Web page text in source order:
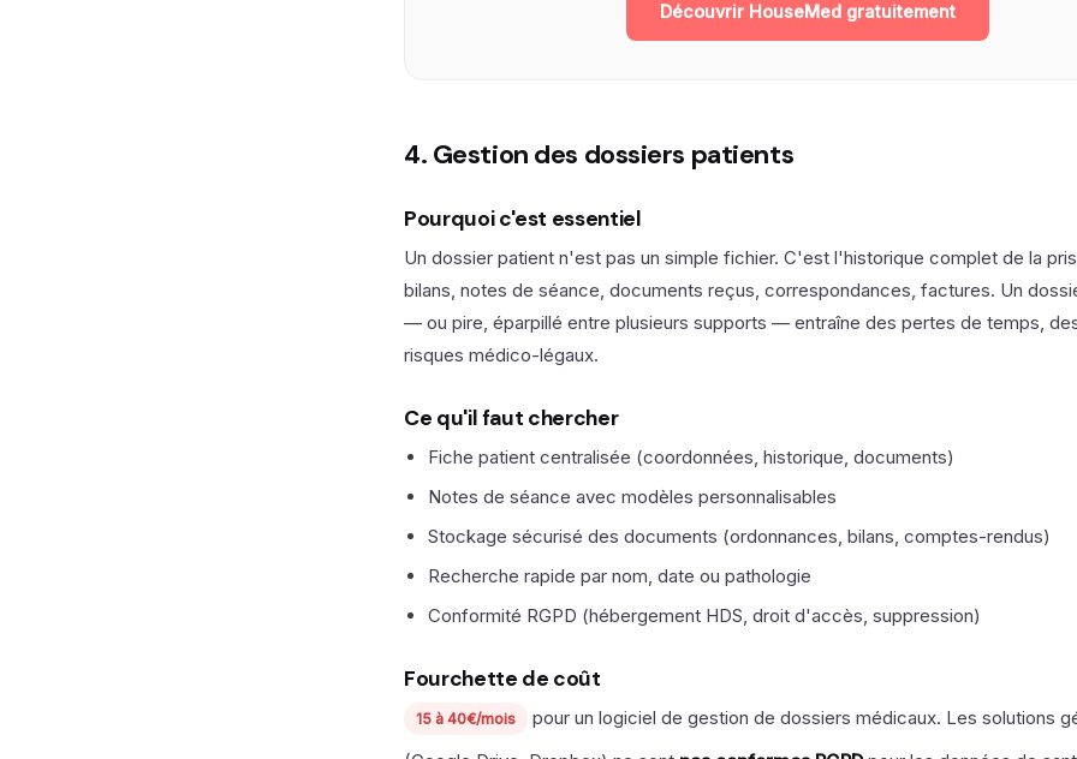
Découvrir HouseMed gratuitement
4. Gestion des dossiers patients
Pourquoi c'est essentiel
Un dossier patient n'est pas un simple fichier. C'est l'historique complet de la
bilans, notes de séance, documents reçus, correspondances, factures. Un
— ou pire, éparpillé entre plusieurs supports — entraîne des pertes de temps,
risques médico-légaux.
Ce qu'il faut chercher
Fiche patient centralisée (coordonnées, historique, documents)
Notes de séance avec modèles personnalisables
Stockage sécurisé des documents (ordonnances, bilans, comptes-rendus)
Recherche rapide par nom, date ou pathologie
Conformité RGPD (hébergement HDS, droit d'accès, suppression)
Fourchette de coût
15 à 40€/mois
pour un logiciel de gestion de dossiers médicaux. Les solutions